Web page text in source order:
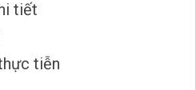
tiết
tiễn